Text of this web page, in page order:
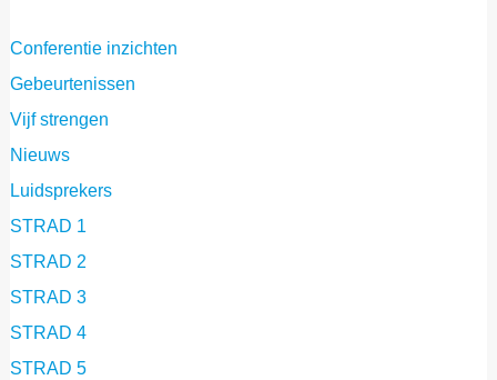
Conferentie inzichten
Gebeurtenissen
Vijf strengen
Nieuws
Luidsprekers
STRAD 1
STRAD 2
STRAD 3
STRAD 4
STRAD 5